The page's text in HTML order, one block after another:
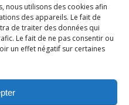
nous utilisons des cookies afin
des appareils. Le fait de
de traiter des données qui
Le fait de ne pas consentir ou
un effet négatif sur certaines